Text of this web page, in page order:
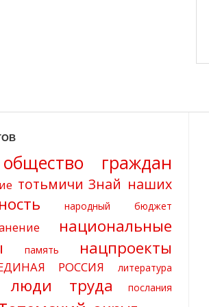
общество граждан
тотьмичи Знай наших
народный бюджет
национальные
память нацпроекты
РОССИЯ литература
люди труда
послания